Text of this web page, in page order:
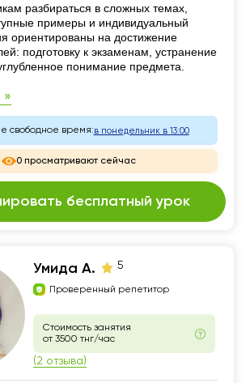
разбираться в сложных темах,
примеры и индивидуальный
ориентированы на достижение
подготовку к экзаменам, устранение
понимание предмета.
свободное время:в понедельник в 13:00
0 просматривают сейчас
бесплатный урок
Умида А. 5
Проверенный репетитор
Стоимость занятия
от 3500 тнг/час
(2 отзыва)